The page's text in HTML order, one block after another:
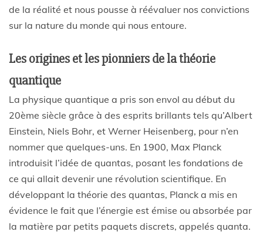
de la réalité et nous pousse à réévaluer nos convictions
sur la nature du monde qui nous entoure.
Les origines et les pionniers de la théorie
quantique
La physique quantique a pris son envol au début du
20ème siècle grâce à des esprits brillants tels qu’Albert
Einstein, Niels Bohr, et Werner Heisenberg, pour n’en
nommer que quelques-uns. En 1900, Max Planck
introduisit l’idée de quantas, posant les fondations de
ce qui allait devenir une révolution scientifique. En
développant la théorie des quantas, Planck a mis en
évidence le fait que l’énergie est émise ou absorbée par
la matière par petits paquets discrets, appelés quanta.